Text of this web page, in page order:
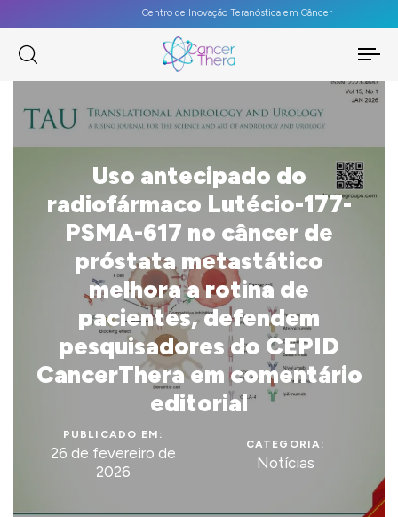
Centro de Inovação Teranóstica em Câncer
Uso antecipado do
radiofármaco Lutécio-177-
PSMA-617 no câncer de
próstata metastático
melhora a rotina de
pacientes, defendem
pesquisadores do CEPID
CancerThera em comentário
editorial
PUBLICADO EM:
26 de fevereiro de
2026
CATEGORIA:
Notícias